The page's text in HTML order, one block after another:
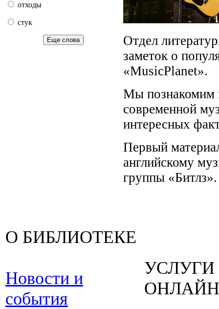
отходы
стук
Еще слова
Отдел
заметок о
«MusicPlanet».
Мы познакомим
современной
интересных
Первый
английскому
группы «Битлз».
О БИБЛИОТЕКЕ
Новости и
события
УСЛУГИ
ОНЛАЙН